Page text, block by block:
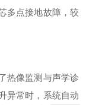
多点接地故障，较
热像监测与声学诊
异常时，系统自动